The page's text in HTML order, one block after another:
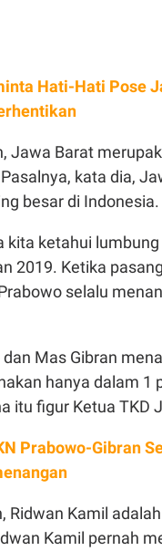
Hati-Hati Pose
Jawa Barat
kata dia,
besar di Indonesia.
kita ketahui
2019. Ketika
selalu
Mas Gibran
hanya dalam
itu figur Ketua TKD
Prabowo-Gibran
Ridwan Kamil
Kamil pernah